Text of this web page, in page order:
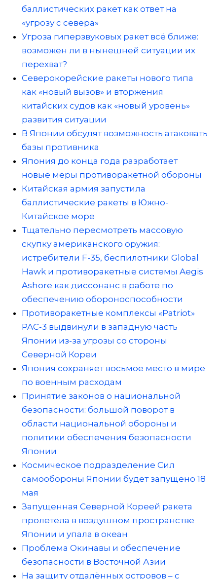
баллистических ракет как ответ на
«угрозу с севера»
Угроза гиперзвуковых ракет всё ближе:
возможен ли в нынешней ситуации их
перехват?
Северокорейские ракеты нового типа
как «новый вызов» и вторжения
китайских судов как «новый уровень»
развития ситуации
В Японии обсудят возможность атаковать
базы противника
Япония до конца года разработает
новые меры противоракетной обороны
Китайская армия запустила
баллистические ракеты в Южно-
Китайское море
Тщательно пересмотреть массовую
скупку американского оружия:
истребители F-35, беспилотники Global
Hawk и противоракетные системы Aegis
Ashore как диссонанс в работе по
обеспечению обороноспособности
Противоракетные комплексы «Patriot»
PAC-3 выдвинули в западную часть
Японии из-за угрозы со стороны
Северной Кореи
Япония сохраняет восьмое место в мире
по военным расходам
Принятие законов о национальной
безопасности: большой поворот в
области национальной обороны и
политики обеспечения безопасности
Японии
Космическое подразделение Сил
самообороны Японии будет запущено 18
мая
Запущенная Северной Кореей ракета
пролетела в воздушном пространстве
Японии и упала в океан
Проблема Окинавы и обеспечение
безопасности в Восточной Азии
На защиту отдалённых островов – с